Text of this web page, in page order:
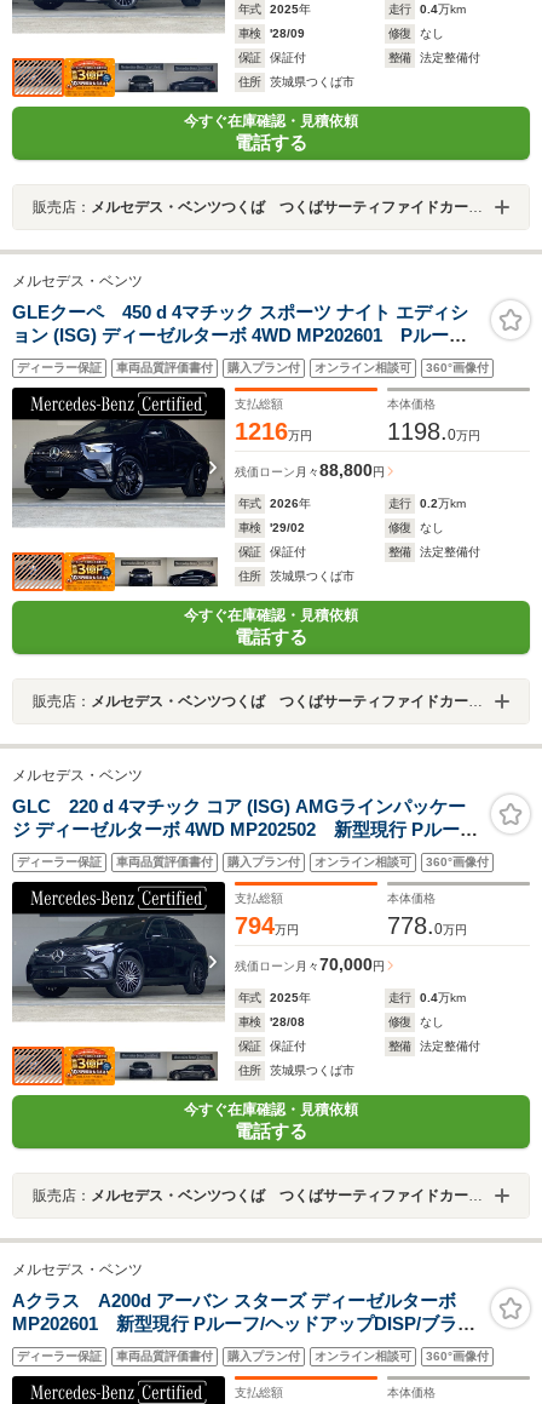
年式 2025年 走行 0.4万km
車検
'28/09 修復
なし
保証
保証付 整備
法定整備付
住所
茨城県つくば市
今すぐ在庫確認・見積依頼
電話する
販売店： メルセデス・ベンツつくば つくばサーティファイドカーセンター
メルセデス・ベンツ
GLEクーペ 450 d 4マチック スポーツ ナイト エディシ
ョン (ISG) ディーゼルターボ 4WD MP202601 Pルーフ/
エアサス/ナイトパッケージ/本革(ナッパレザー)シート/シ
ートベンチレーター/ステアリングヒーター/22インチ
AMGアルミ/ヘッドアップDISP/ドアクロージングサポー
ト/Burmesterサラウンド
ディーラー保証 車両品質評価書付 購入プラン付 オンライン相談可 360°画像付
支払総額
1216万円
本体価格
1198.0万円
残価ローン 月々88,800円
年式 2026年 走行 0.2万km
車検
'29/02 修復
なし
保証
保証付 整備
法定整備付
住所
茨城県つくば市
今すぐ在庫確認・見積依頼
電話する
販売店： メルセデス・ベンツつくば つくばサーティファイドカーセンター
メルセデス・ベンツ
GLC 220 d 4マチック コア (ISG) AMGラインパッケー
ジ ディーゼルターボ 4WD MP202502 新型現行 Pルー
フ/360度カメラ/ブランドロゴプロジェクターライト/ARナ
ビ/指紋認証機能/ARTICOダッシュボード
ディーラー保証 車両品質評価書付 購入プラン付 オンライン相談可 360°画像付
支払総額
794万円
本体価格
778.0万円
残価ローン 月々70,000円
年式 2025年 走行 0.4万km
車検
'28/08 修復
なし
保証
保証付 整備
法定整備付
住所
茨城県つくば市
今すぐ在庫確認・見積依頼
電話する
販売店： メルセデス・ベンツつくば つくばサーティファイドカーセンター
メルセデス・ベンツ
Aクラス A200d アーバン スターズ ディーゼルターボ
MP202601 新型現行 Pルーフ/ヘッドアップDISP/ブラン
ドロゴプロジェクター/本革/360度カメラ
ディーラー保証 車両品質評価書付 購入プラン付 オンライン相談可 360°画像付
支払総額 本体価格